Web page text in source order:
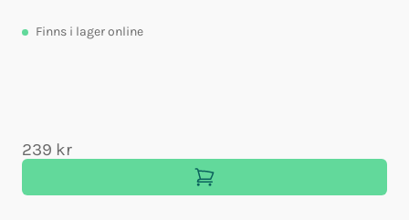
Finns i lager online
239 kr